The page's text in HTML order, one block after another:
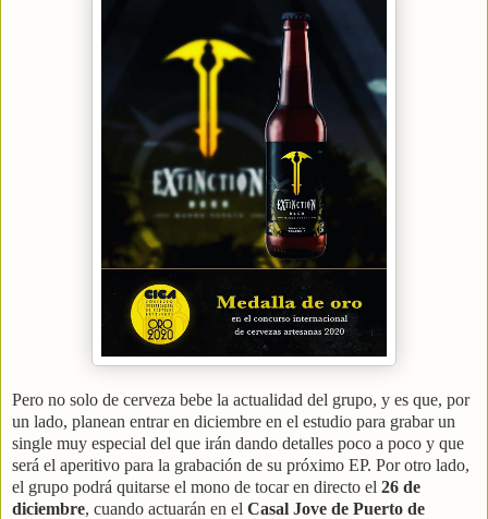
Pero no solo de cerveza bebe la actualidad del grupo, y es que, por
un lado, planean entrar en diciembre en el estudio para grabar un
single muy especial del que irán dando detalles poco a poco y que
será el aperitivo para la grabación de su próximo EP. Por otro lado,
el grupo podrá quitarse el mono de tocar en directo el 26 de
diciembre, cuando actuarán en el Casal Jove de Puerto de